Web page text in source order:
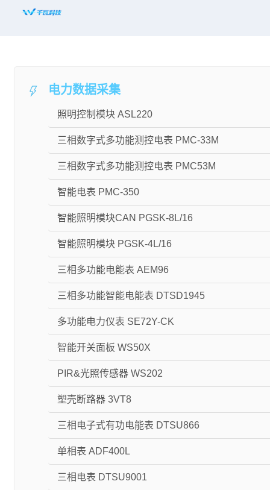
新闻资讯
适配设备
知名案例
合作共赢
电力数据采集
照明控制模块 ASL220
三相数字式多功能测控电表 PMC-33M
三相数字式多功能测控电表 PMC53M
智能电表 PMC-350
智能照明模块CAN PGSK-8L/16
智能照明模块 PGSK-4L/16
三相多功能电能表 AEM96
三相多功能智能电能表 DTSD1945
多功能电力仪表 SE72Y-CK
智能开关面板 WS50X
PIR&光照传感器 WS202
塑壳断路器 3VT8
三相电子式有功电能表 DTSU866
单相表 ADF400L
三相电表 DTSU9001